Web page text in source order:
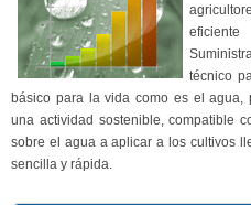
técnico
básico para la vida como es el agua,
una actividad sostenible, compatible
sobre el agua a aplicar a los cultivos
sencilla y rápida.